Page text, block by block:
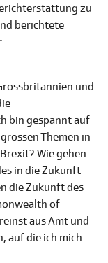
zu
berichtete
und
bin gespannt auf
Themen in
Wie gehen
in die Zukunft –
die Zukunft des
of
aus Amt und
auf die ich mich